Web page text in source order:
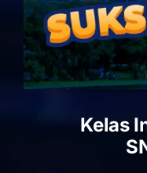
Kelas